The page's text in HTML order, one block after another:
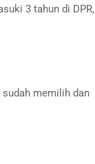
3 tahun di DPR,
memilih dan